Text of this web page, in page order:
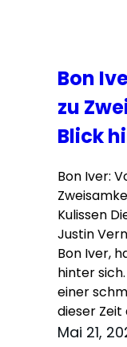
Bon
zu
Blick
Bon Iver:
Kulissen
Justin
Bon Iver,
hinter
einer
dieser Zeit
Mai 21,